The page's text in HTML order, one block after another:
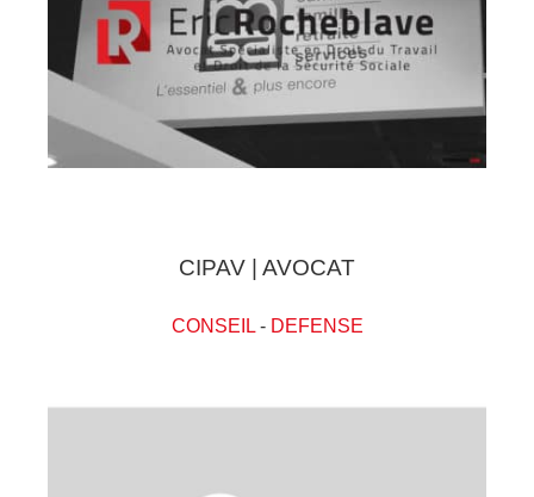
CIPAV | AVOCAT
CONSEIL- DEFENSE